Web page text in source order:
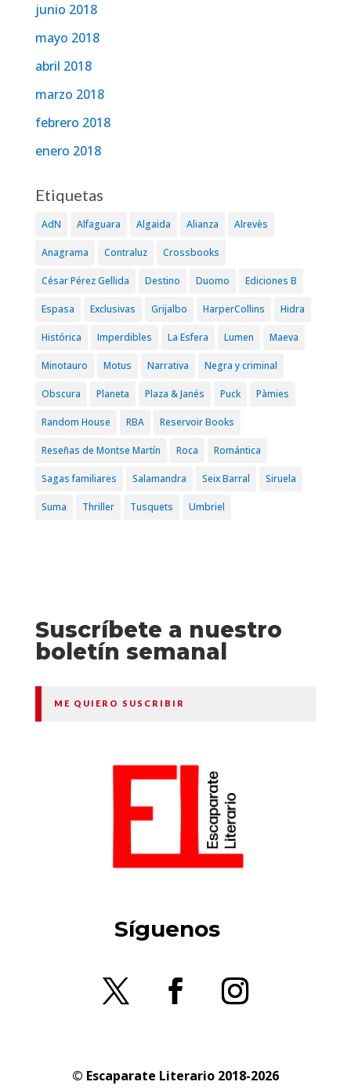
junio 2018
mayo 2018
abril 2018
marzo 2018
febrero 2018
enero 2018
Etiquetas
AdN Alfaguara Algaida Alianza Alrevès
Anagrama Contraluz Crossbooks
César Pérez Gellida Destino Duomo Ediciones B
Espasa Exclusivas Grijalbo HarperCollins Hidra
Histórica Imperdibles La Esfera Lumen Maeva
Minotauro Motus Narrativa Negra y criminal
Obscura Planeta Plaza & Janés Puck Pàmies
Random House RBA Reservoir Books
Reseñas de Montse Martín Roca Romántica
Sagas familiares Salamandra Seix Barral Siruela
Suma Thriller Tusquets Umbriel
Suscríbete a nuestro
boletín semanal
ME QUIERO SUSCRIBIR
Síguenos
© Escaparate Literario 2018-2026